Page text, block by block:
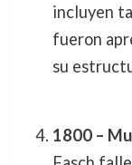
incluyen
fueron
su
1800 –